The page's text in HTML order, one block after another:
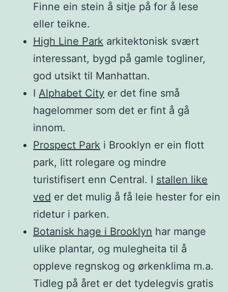
Finne ein stein å sitje på for å lese
eller teikne.
High Line Park arkitektonisk svært
interessant, bygd på gamle togliner,
god utsikt til Manhattan.
I Alphabet City er det fine små
hagelommer som det er fint å gå
innom.
Prospect Park i Brooklyn er ein flott
park, litt rolegare og mindre
turistifisert enn Central. I stallen like
ved er det mulig å få leie hester for ein
ridetur i parken.
Botanisk hage i Brooklyn har mange
ulike plantar, og mulegheita til å
oppleve regnskog og ørkenklima m.a.
Tidleg på året er det tydelegvis gratis